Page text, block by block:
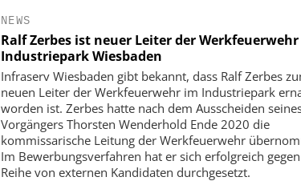
NEWS
Ralf Zerbes ist neuer Leiter der
Industriepark Wiesbaden
Infraserv Wiesbaden gibt bekannt, dass Ralf Zerbes
neuen Leiter der Werkfeuerwehr im Industriepark
worden ist. Zerbes hatte nach dem Ausscheiden
Vorgängers Thorsten Wenderhold Ende 2020 die
kommissarische Leitung der Werkfeuerwehr
Im Bewerbungsverfahren hat er sich erfolgreich
Reihe von externen Kandidaten durchgesetzt.